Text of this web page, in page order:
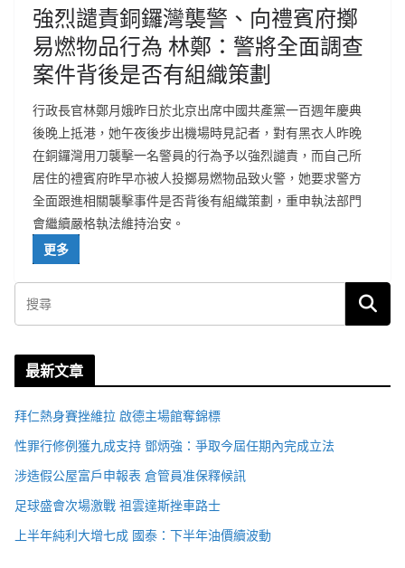
強烈譴責銅鑼灣襲警、向禮賓府擲
易燃物品行為 林鄭：警將全面調查
案件背後是否有組織策劃
行政長官林鄭月娥昨日於北京出席中國共產黨一百週年慶典
後晚上抵港，她午夜後步出機場時見記者，對有黑衣人昨晚
在銅鑼灣用刀襲擊一名警員的行為予以強烈譴責，而自己所
居住的禮賓府昨早亦被人投擲易燃物品致火警，她要求警方
全面跟進相關襲擊事件是否背後有組織策劃，重申執法部門
會繼續嚴格執法維持治安。
更多
最新文章
拜仁熱身賽挫維拉 啟德主場館奪錦標
性罪行修例獲九成支持 鄧炳強：爭取今屆任期內完成立法
涉造假公屋富戶申報表 倉管員准保釋候訊
足球盛會次場激戰 祖雲達斯挫車路士
上半年純利大增七成 國泰：下半年油價續波動